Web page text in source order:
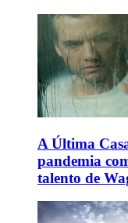
A Última
pandemia
talento de